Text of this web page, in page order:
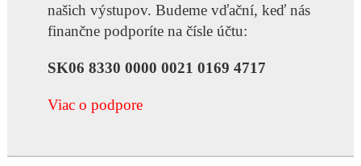
našich výstupov. Budeme vďační, keď nás
finančne podporíte na čísle účtu:
SK06 8330 0000 0021 0169 4717
Viac o podpore